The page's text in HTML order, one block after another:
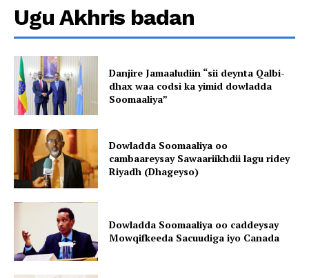
Ugu Akhris badan
Danjire Jamaaludiin “sii deynta Qalbi-
dhax waa codsi ka yimid dowladda
Soomaaliya”
Dowladda Soomaaliya oo
cambaareysay Sawaariikhdii lagu ridey
Riyadh (Dhageyso)
Dowladda Soomaaliya oo caddeysay
Mowqifkeeda Sacuudiga iyo Canada